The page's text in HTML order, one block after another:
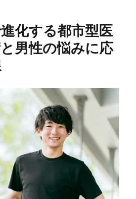
化する都市型医
男性の悩みに応